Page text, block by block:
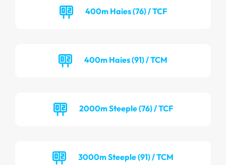
400m Haies (76) / TCF
400m Haies (91) / TCM
2000m Steeple (76) / TCF
3000m Steeple (91) / TCM